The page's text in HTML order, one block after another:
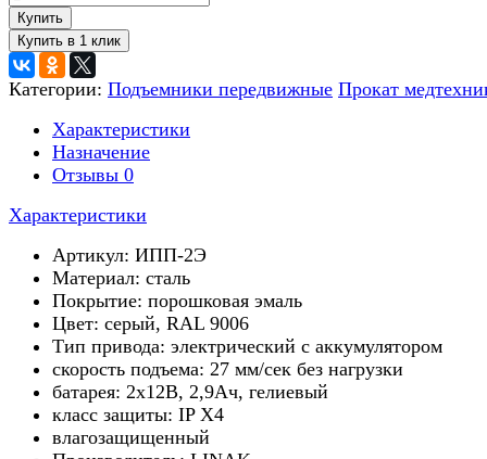
Купить
Категории: Подъемники передвижные Прокат
Характеристики
Назначение
Отзывы 0
Характеристики
Артикул: ИПП-2Э
Материал: сталь
Покрытие: порошковая эмаль
Цвет: серый, RAL 9006
Тип привода: электрический с аккумулятором
скорость подъема: 27 мм/сек без нагрузки
батарея: 2х12В, 2,9Ач, гелиевый
класс защиты: IP X4
влагозащищенный